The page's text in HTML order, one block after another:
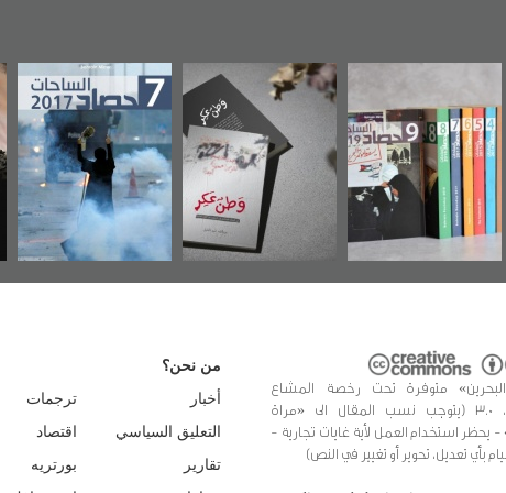
«وطن عكر» رواية
جديدة لمعتقل
عسكري تصدر عن
«مرآة البحرين»
حصاد 2017
عاشوراء البحرين...
ويكيليكس السفارة
الأمريكية
متوفرة تحت رخصة المشاع
الإبداعي، 3.0 (يتوجب نسب المقال الى «مراة
- يحظر استخدام العمل لأية غايات تجارية -
بأي تعديل، تحوير أو تغيير في النص)
من نحن؟
أخبار
التعليق السياسي
تقارير
ترجمات
اقتصاد
بورتريه